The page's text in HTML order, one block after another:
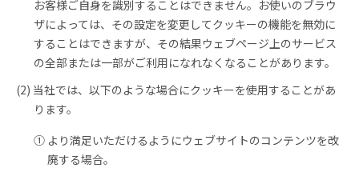
お客様ご自身を識別することはできません。お使いのブラウ
ザによっては、その設定を変更してクッキーの機能を無効に
することはできますが、その結果ウェブページ上のサービス
の全部または一部がご利用になれなくなることがあります。
(2) 当社では、以下のような場合にクッキーを使用することがあ
ります。
① より満足いただけるようにウェブサイトのコンテンツを改
廃する場合。